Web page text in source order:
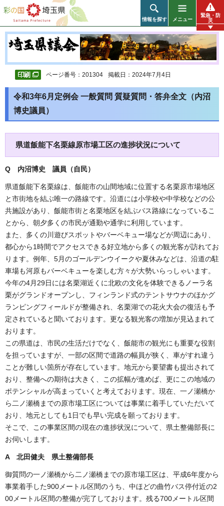
彩の国 埼玉県
情報を探す メニュー
緊急・防
災
ページ番号：201304 掲載日：2024年7月4日
令和3年6月定例会 一般質問 質疑質問・答弁全文（内沼
博史議員）
県道飯能下名栗線原市場工区の進捗状況について
Q 内沼博史 議員（自民）
県道飯能下名栗線は、飯能市の山間地域に位置する名栗原市場地区
と市街地を結ぶ唯一の路線です。沿道には小学校や中学校などの公
共施設があり、飯能市街と名栗地区を結ぶバス路線になっているこ
とから、朝夕多くの市民が通勤や通学に利用しています。
また、多くの川遊びスポットやバーベキュー場などが周辺にあり、
都心から1時間でアクセスできる好立地から多くの観光客が訪れてお
ります。例年、5月のゴールデンウイークや夏休みなどは、沿道の駐
車場も河原もバーベキューを楽しむ方々が大勢いらっしゃいます。
今年の4月29日には名栗湖近くに北欧の文化を体験できるノーラ名
栗がグランドオープンし、フィンランド式のテントサウナのほかグ
ランピングフィールドが整備され、名栗湖での花火大会の復活も予
定されていると聞いております。更なる観光客の増加が見込まれて
おります。
この県道は、市民の生活だけでなく、飯能市の観光にも重要な役割
を担っていますが、一部の区間で道路の幅員が狭く、車がすれ違う
ことが難しい箇所が存在しています。地元から要望書も提出されて
おり、整備への期待は大きく、この拡幅が進めば、更にこの地域の
ポテンシャルが高まっていくと考えております。現在、一ノ瀬橋か
ら二ノ瀬橋までの原市場工区については事業に着手していただいて
おり、地元としても1日でも早い完成を願っております。
そこで、この事業区間の現在の進捗状況について、県土整備部長に
お伺いします。
A 北田健夫 県土整備部長
御質問の一ノ瀬橋から二ノ瀬橋までの原市場工区は、平成6年度から
事業着手した900メートル区間のうち、中ほどの曲竹バス停付近の2
00メートル区間の整備が完了しております。残る700メートル区間